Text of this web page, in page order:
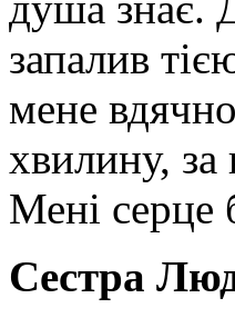
запалив
мене
хвилину,
Мені серце
Сестра